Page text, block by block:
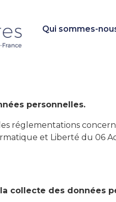
Qui sommes-
personnelles.
réglementations
et Liberté du 06
la collecte des données